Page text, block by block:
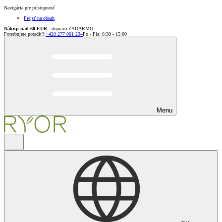
Navigácia pre prístupnosť
Prejsť na obsah
Nákup nad 60 EUR - doprava ZADARMO
Potrebujete poradiť?:+420 277 001 234Po - Pia: 6:30 - 15:00
Menu